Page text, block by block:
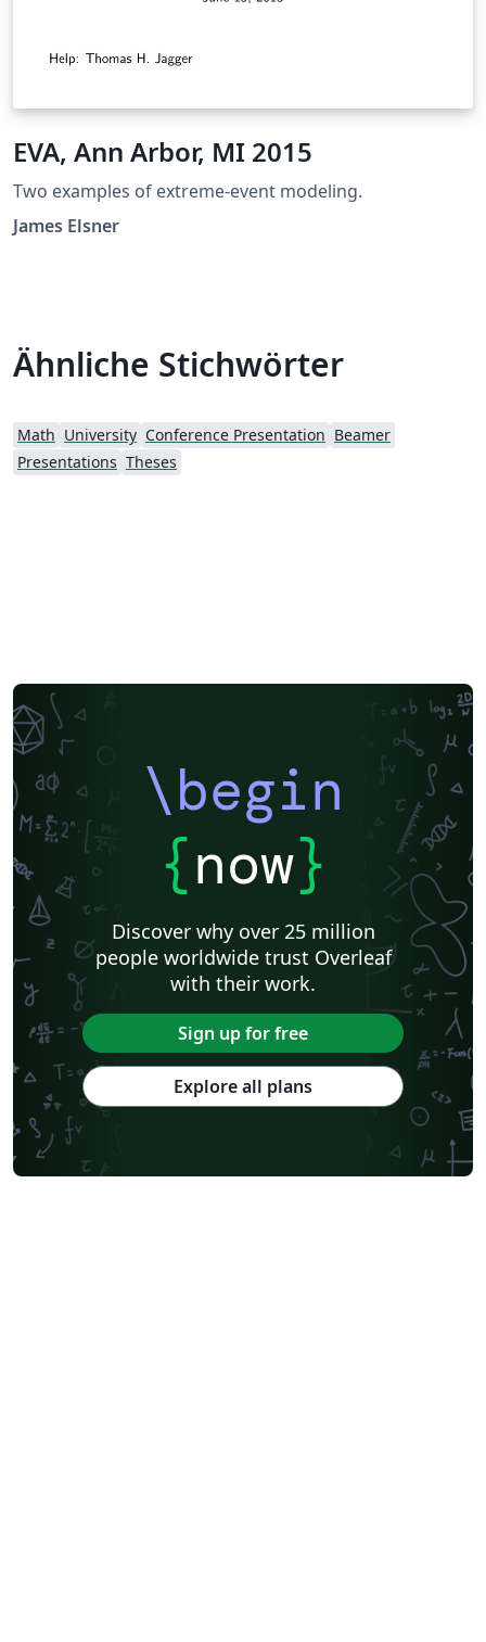
EVA, Ann Arbor, MI 2015
Two examples of extreme-event modeling.
James Elsner
Ähnliche Stichwörter
Math University Conference Presentation Beamer
Presentations Theses
\begin
{now}
Discover why over 25 million
people worldwide trust Overleaf
with their work.
Sign up for free
Explore all plans